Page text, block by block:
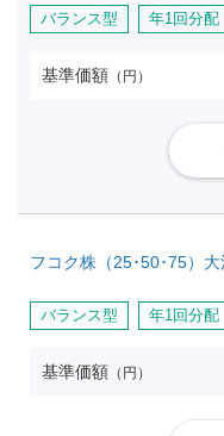
バランス型 年1回分配
基準価額 （円）
フコク株（25･50･75）
バランス型 年1回分配
基準価額 （円）